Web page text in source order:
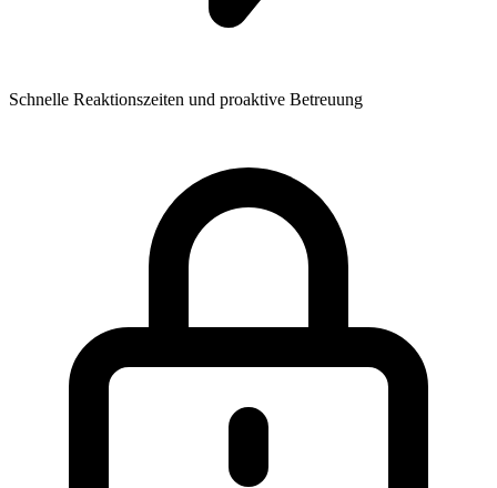
Schnelle Reaktionszeiten und proaktive Betreuung